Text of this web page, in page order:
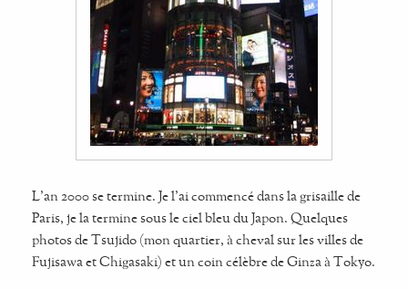
L'an 2000 se termine. Je l'ai commencé dans la grisaille de
Paris, je la termine sous le ciel bleu du Japon. Quelques
photos de Tsujido (mon quartier, à cheval sur les villes de
Fujisawa et Chigasaki) et un coin célèbre de Ginza à Tokyo.